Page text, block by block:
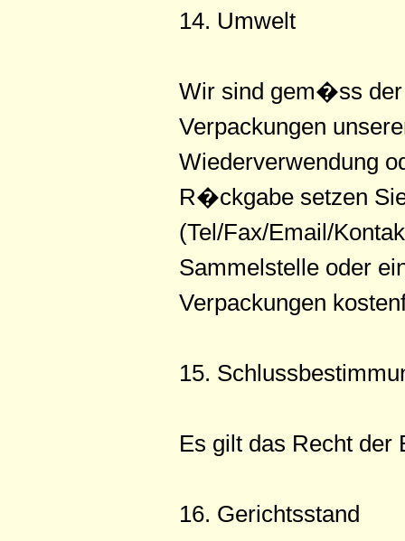
14. Umwelt
Wir sind gem�ss der
Verpackungen
Wiederverwendung
R�ckgabe setzen
(Tel/Fax/Email/
Sammelstelle oder
Verpackungen
15.
Es gilt das Recht der
16. Gerichtsstand